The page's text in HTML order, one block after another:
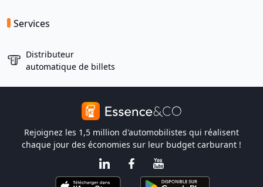
Services
Distributeur
automatique de billets
Rejoignez les 1,5 million d'automobilistes qui réalisent
chaque jour des économies sur leur budget carburant !